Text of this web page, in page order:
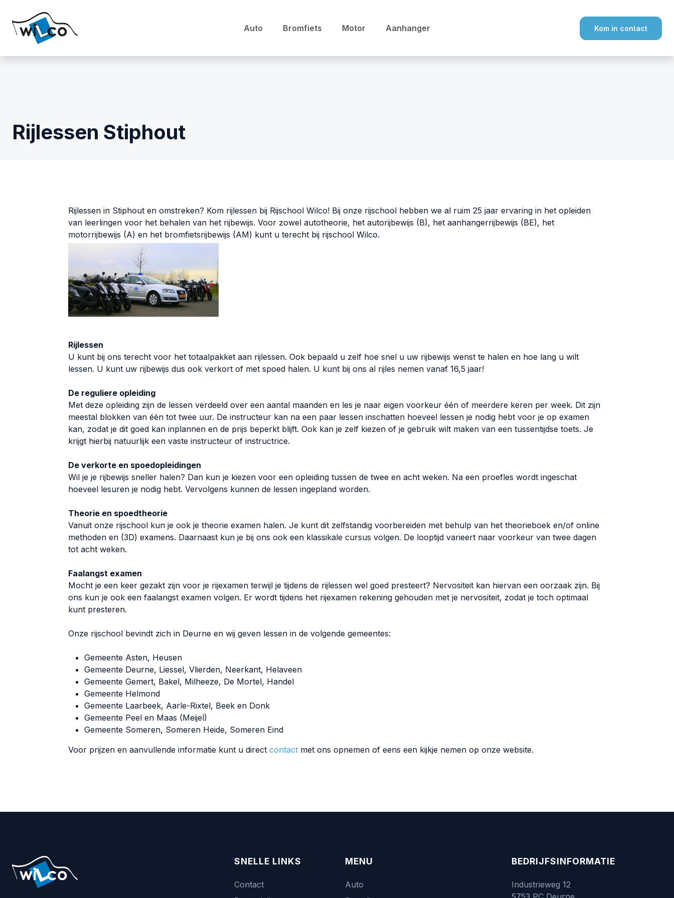
Auto Bromfiets Motor Aanhanger Kom in contact
Rijlessen Stiphout
Rijlessen in Stiphout en omstreken? Kom rijlessen bij Rijschool Wilco! Bij onze rijschool hebben we al ruim 25 jaar ervaring in het opleiden
van leerlingen voor het behalen van het rijbewijs. Voor zowel autotheorie, het autorijbewijs (B), het aanhangerrijbewijs (BE), het
motorrijbewijs (A) en het bromfietsrijbewijs (AM) kunt u terecht bij rijschool Wilco.
Rijlessen
U kunt bij ons terecht voor het totaalpakket aan rijlessen. Ook bepaald u zelf hoe snel u uw rijbewijs wenst te halen en hoe lang u wilt
lessen. U kunt uw rijbewijs dus ook verkort of met spoed halen. U kunt bij ons al rijles nemen vanaf 16,5 jaar!
De reguliere opleiding
Met deze opleiding zijn de lessen verdeeld over een aantal maanden en les je naar eigen voorkeur één of meerdere keren per week. Dit zijn
meestal blokken van één tot twee uur. De instructeur kan na een paar lessen inschatten hoeveel lessen je nodig hebt voor je op examen
kan, zodat je dit goed kan inplannen en de prijs beperkt blijft. Ook kan je zelf kiezen of je gebruik wilt maken van een tussentijdse toets. Je
krijgt hierbij natuurlijk een vaste instructeur of instructrice.
De verkorte en spoedopleidingen
Wil je je rijbewijs sneller halen? Dan kun je kiezen voor een opleiding tussen de twee en acht weken. Na een proefles wordt ingeschat
hoeveel lesuren je nodig hebt. Vervolgens kunnen de lessen ingepland worden.
Theorie en spoedtheorie
Vanuit onze rijschool kun je ook je theorie examen halen. Je kunt dit zelfstandig voorbereiden met behulp van het theorieboek en/of online
methoden en (3D) examens. Daarnaast kun je bij ons ook een klassikale cursus volgen. De looptijd varieert naar voorkeur van twee dagen
tot acht weken.
Faalangst examen
Mocht je een keer gezakt zijn voor je rijexamen terwijl je tijdens de rijlessen wel goed presteert? Nervositeit kan hiervan een oorzaak zijn. Bij
ons kun je ook een faalangst examen volgen. Er wordt tijdens het rijexamen rekening gehouden met je nervositeit, zodat je toch optimaal
kunt presteren.
Onze rijschool bevindt zich in Deurne en wij geven lessen in de volgende gemeentes:
Gemeente Asten, Heusen
Gemeente Deurne, Liessel, Vlierden, Neerkant, Helaveen
Gemeente Gemert, Bakel, Milheeze, De Mortel, Handel
Gemeente Helmond
Gemeente Laarbeek, Aarle-Rixtel, Beek en Donk
Gemeente Peel en Maas (Meijel)
Gemeente Someren, Someren Heide, Someren Eind
Voor prijzen en aanvullende informatie kunt u direct contact met ons opnemen of eens een kijkje nemen op onze website.
SNELLE LINKS
Contact
MENU
Auto
BEDRIJFSINFORMATIE
Industrieweg 12